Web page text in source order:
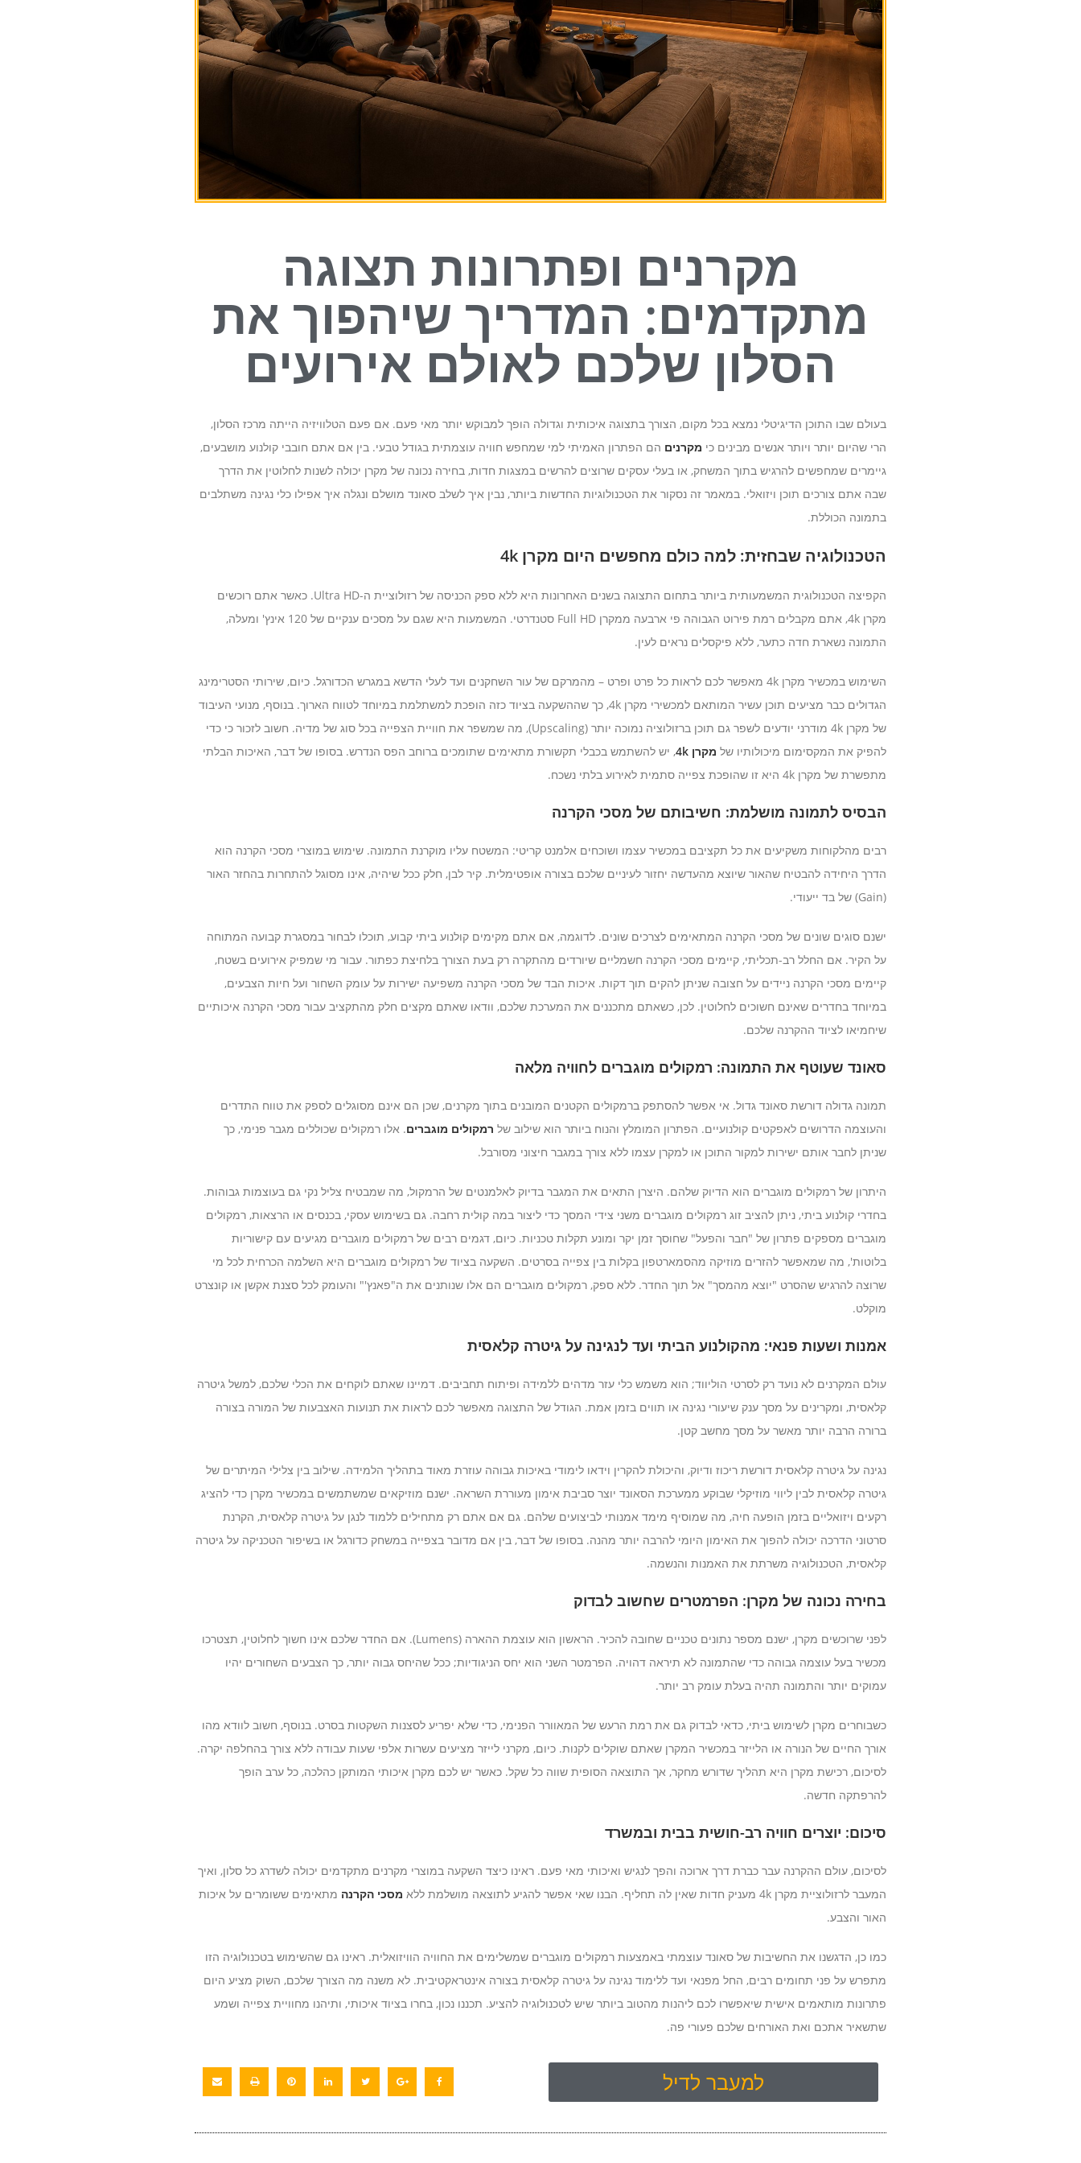
מקרנים ופתרונות תצוגה
מתקדמים: המדריך שיהפוך את
הסלון שלכם לאולם אירועים
בעולם שבו התוכן הדיגיטלי נמצא בכל מקום, הצורך בתצוגה איכותית וגדולה הופך למבוקש יותר מאי פעם. אם פעם הטלוויזיה הייתה מרכז הסלון,
הרי שהיום יותר ויותר אנשים מבינים כי מקרנים הם הפתרון האמיתי למי שמחפש חוויה עוצמתית בגודל טבעי. בין אם אתם חובבי קולנוע מושבעים,
גיימרים שמחפשים להרגיש בתוך המשחק, או בעלי עסקים שרוצים להרשים במצגות חדות, בחירה נכונה של מקרן יכולה לשנות לחלוטין את הדרך
שבה אתם צורכים תוכן ויזואלי. במאמר זה נסקור את הטכנולוגיות החדשות ביותר, נבין איך לשלב סאונד מושלם ונגלה איך אפילו כלי נגינה משתלבים
בתמונה הכוללת.
הטכנולוגיה שבחזית: למה כולם מחפשים היום מקרן 4k
הקפיצה הטכנולוגית המשמעותית ביותר בתחום התצוגה בשנים האחרונות היא ללא ספק הכניסה של רזולוציית ה-Ultra HD. כאשר אתם רוכשים
מקרן 4k, אתם מקבלים רמת פירוט הגבוהה פי ארבעה ממקרן Full HD סטנדרטי. המשמעות היא שגם על מסכים ענקיים של 120 אינץ' ומעלה,
התמונה נשארת חדה כתער, ללא פיקסלים נראים לעין.
השימוש במכשיר מקרן 4k מאפשר לכם לראות כל פרט ופרט – מהמרקם של עור השחקנים ועד לעלי הדשא במגרש הכדורגל. כיום, שירותי הסטרימינג
הגדולים כבר מציעים תוכן עשיר המותאם למכשירי מקרן 4k, כך שההשקעה בציוד כזה הופכת למשתלמת במיוחד לטווח הארוך. בנוסף, מנועי העיבוד
של מקרן 4k מודרני יודעים לשפר גם תוכן ברזולוציה נמוכה יותר (Upscaling), מה שמשפר את חוויית הצפייה בכל סוג של מדיה. חשוב לזכור כי כדי
להפיק את המקסימום מיכולותיו של מקרן 4k
, יש להשתמש בכבלי תקשורת מתאימים שתומכים ברוחב הפס הנדרש. בסופו של דבר, האיכות הבלתי
מתפשרת של מקרן 4k היא זו שהופכת צפייה סתמית לאירוע בלתי נשכח.
הבסיס לתמונה מושלמת: חשיבותם של מסכי הקרנה
רבים מהלקוחות משקיעים את כל תקציבם במכשיר עצמו ושוכחים אלמנט קריטי: המשטח עליו מוקרנת התמונה. שימוש במוצרי מסכי הקרנה הוא
הדרך היחידה להבטיח שהאור שיוצא מהעדשה יחזור לעיניים שלכם בצורה אופטימלית. קיר לבן, חלק ככל שיהיה, אינו מסוגל להתחרות בהחזר האור
(Gain) של בד ייעודי.
ישנם סוגים שונים של מסכי הקרנה המתאימים לצרכים שונים. לדוגמה, אם אתם מקימים קולנוע ביתי קבוע, תוכלו לבחור במסגרת קבועה המתוחה
על הקיר. אם החלל רב-תכליתי, קיימים מסכי הקרנה חשמליים שיורדים מהתקרה רק בעת הצורך בלחיצת כפתור. עבור מי שמפיק אירועים בשטח,
קיימים מסכי הקרנה ניידים על חצובה שניתן להקים תוך דקות. איכות הבד של מסכי הקרנה משפיעה ישירות על עומק השחור ועל חיות הצבעים,
במיוחד בחדרים שאינם חשוכים לחלוטין. לכן, כשאתם מתכננים את המערכת שלכם, וודאו שאתם מקצים חלק מהתקציב עבור מסכי הקרנה איכותיים
שיחמיאו לציוד ההקרנה שלכם.
סאונד שעוטף את התמונה: רמקולים מוגברים לחוויה מלאה
תמונה גדולה דורשת סאונד גדול. אי אפשר להסתפק ברמקולים הקטנים המובנים בתוך מקרנים, שכן הם אינם מסוגלים לספק את טווח התדרים
והעוצמה הדרושים לאפקטים קולנועיים. הפתרון המומלץ והנוח ביותר הוא שילוב של רמקולים מוגברים. אלו רמקולים שכוללים מגבר פנימי, כך
שניתן לחבר אותם ישירות למקור התוכן או למקרן עצמו ללא צורך במגבר חיצוני מסורבל.
היתרון של רמקולים מוגברים הוא הדיוק שלהם. היצרן התאים את המגבר בדיוק לאלמנטים של הרמקול, מה שמבטיח צליל נקי גם בעוצמות גבוהות.
בחדרי קולנוע ביתי, ניתן להציב זוג רמקולים מוגברים משני צידי המסך כדי ליצור במה קולית רחבה. גם בשימוש עסקי, בכנסים או הרצאות, רמקולים
מוגברים מספקים פתרון של "חבר והפעל" שחוסך זמן יקר ומונע תקלות טכניות. כיום, דגמים רבים של רמקולים מוגברים מגיעים עם קישוריות
בלוטות', מה שמאפשר להזרים מוזיקה מהסמארטפון בקלות בין צפייה בסרטים. השקעה בציוד של רמקולים מוגברים היא השלמה הכרחית לכל מי
שרוצה להרגיש שהסרט "יוצא מהמסך" אל תוך החדר. ללא ספק, רמקולים מוגברים הם אלו שנותנים את ה"פאנץ'" והעומק לכל סצנת אקשן או קונצרט
מוקלט.
אמנות ושעות פנאי: מהקולנוע הביתי ועד לנגינה על גיטרה קלאסית
עולם המקרנים לא נועד רק לסרטי הוליווד; הוא משמש כלי עזר מדהים ללמידה ופיתוח תחביבים. דמיינו שאתם לוקחים את הכלי שלכם, למשל גיטרה
קלאסית, ומקרינים על מסך ענק שיעורי נגינה או תווים בזמן אמת. הגודל של התצוגה מאפשר לכם לראות את תנועות האצבעות של המורה בצורה
ברורה הרבה יותר מאשר על מסך מחשב קטן.
נגינה על גיטרה קלאסית דורשת ריכוז ודיוק, והיכולת להקרין וידאו לימודי באיכות גבוהה עוזרת מאוד בתהליך הלמידה. שילוב בין צלילי המיתרים של
גיטרה קלאסית לבין ליווי מוזיקלי שבוקע ממערכת הסאונד יוצר סביבת אימון מעוררת השראה. ישנם מוזיקאים שמשתמשים במכשיר מקרן כדי להציג
רקעים ויזואליים בזמן הופעה חיה, מה שמוסיף מימד אמנותי לביצועים שלהם. גם אם אתם רק מתחילים ללמוד לנגן על גיטרה קלאסית, הקרנת
סרטוני הדרכה יכולה להפוך את האימון היומי להרבה יותר מהנה. בסופו של דבר, בין אם מדובר בצפייה במשחק כדורגל או בשיפור הטכניקה על גיטרה
קלאסית, הטכנולוגיה משרתת את האמנות והנשמה.
בחירה נכונה של מקרן: הפרמטרים שחשוב לבדוק
לפני שרוכשים מקרן, ישנם מספר נתונים טכניים שחובה להכיר. הראשון הוא עוצמת ההארה (Lumens). אם החדר שלכם אינו חשוך לחלוטין, תצטרכו
מכשיר בעל עוצמה גבוהה כדי שהתמונה לא תיראה דהויה. הפרמטר השני הוא יחס הניגודיות; ככל שהיחס גבוה יותר, כך הצבעים השחורים יהיו
עמוקים יותר והתמונה תהיה בעלת עומק רב יותר.
כשבוחרים מקרן לשימוש ביתי, כדאי לבדוק גם את רמת הרעש של המאוורר הפנימי, כדי שלא יפריע לסצנות השקטות בסרט. בנוסף, חשוב לוודא מהו
אורך החיים של הנורה או הלייזר במכשיר המקרן שאתם שוקלים לקנות. כיום, מקרני לייזר מציעים עשרות אלפי שעות עבודה ללא צורך בהחלפה יקרה.
לסיכום, רכישת מקרן היא תהליך שדורש מחקר, אך התוצאה הסופית שווה כל שקל. כאשר יש לכם מקרן איכותי המותקן כהלכה, כל ערב הופך
להרפתקה חדשה.
סיכום: יוצרים חוויה רב-חושית בבית ובמשרד
לסיכום, עולם ההקרנה עבר כברת דרך ארוכה והפך לנגיש ואיכותי מאי פעם. ראינו כיצד השקעה במוצרי מקרנים מתקדמים יכולה לשדרג כל סלון, ואיך
המעבר לרזולוציית מקרן 4k מעניק חדות שאין לה תחליף. הבנו שאי אפשר להגיע לתוצאה מושלמת ללא
מסכי הקרנה מתאימים ששומרים על איכות
האור והצבע.
כמו כן, הדגשנו את החשיבות של סאונד עוצמתי באמצעות רמקולים מוגברים שמשלימים את החוויה הוויזואלית. ראינו גם שהשימוש בטכנולוגיה הזו
מתפרש על פני תחומים רבים, החל מפנאי ועד ללימוד נגינה על גיטרה קלאסית בצורה אינטראקטיבית. לא משנה מה הצורך שלכם, השוק מציע היום
פתרונות מותאמים אישית שיאפשרו לכם ליהנות מהטוב ביותר שיש לטכנולוגיה להציע. תכננו נכון, בחרו בציוד איכותי, ותיהנו מחוויית צפייה ושמע
שתשאיר אתכם ואת האורחים שלכם פעורי פה.
למעבר לדיל